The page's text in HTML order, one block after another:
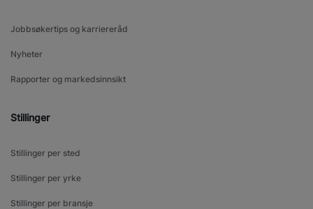
Jobbsøkertips og karriereråd
Nyheter
Rapporter og markedsinnsikt
Stillinger
Stillinger per sted
Stillinger per yrke
Stillinger per bransje